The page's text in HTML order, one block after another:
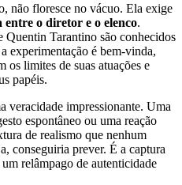
não floresce no vácuo. Ela exige
entre o diretor e o elenco.
Quentin Tarantino são conhecidos
experimentação é bem-vinda,
os limites de suas atuações e
papéis.
veracidade impressionante. Uma
espontâneo ou uma reação
de realismo que nenhum
conseguiria prever. É a captura
relâmpago de autenticidade